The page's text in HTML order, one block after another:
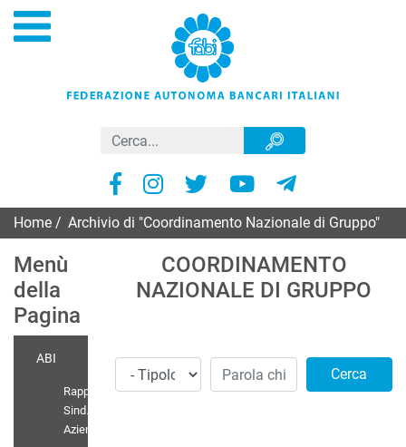
Home Archivio di "Coordinamento Nazionale di Gruppo"
Menù
della
Pagina
ABI
Rappr.
Sind.
Aziendali
COORDINAMENTO
NAZIONALE DI GRUPPO
Cerca